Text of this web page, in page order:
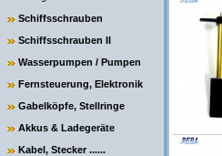
Schiffsschrauben
Schiffsschrauben II
Wasserpumpen / Pumpen
Fernsteuerung, Elektronik
Gabelköpfe, Stellringe
Akkus & Ladegeräte
Kabel, Stecker ......